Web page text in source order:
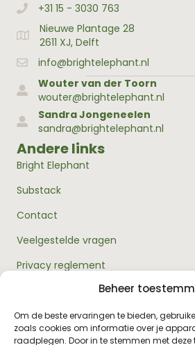
Beheer
Om de beste ervaringen te bieden,
zoals cookies om informatie over je
raadplegen. Door in te stemmen met
Bellen met Bright Elephant
+31 15 - 3030 763
Adres Bright Elephant
Nieuwe Plantage 28
2611 XJ, Delft
info@brightelephant.nl
Wouter van der Toorn
wouter@brightelephant.nl
Sandra Jongeneelen
sandra@brightelephant.nl
Andere links
Bright Elephant
Substack
Contact
Veelgestelde vragen
Privacy reglement
Algemene voorwaarden
Over ons
RouwExpertise.nl is een initiatief van